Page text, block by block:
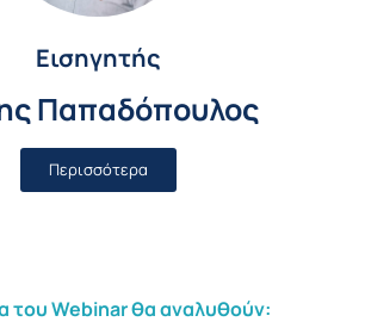
Εισηγητής
Παπαδόπουλος
Περισσότερα
του Webinar θα αναλυθούν: